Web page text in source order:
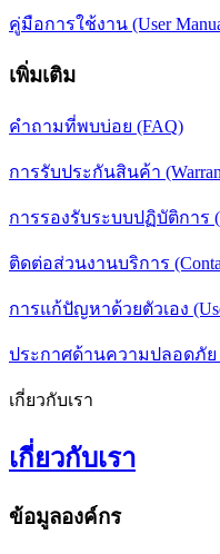
คู่มือการใช้งาน (User
เพิ่มเติม
คำถามที่พบบ่อย (FAQ)
การรับประกันสินค้า
การรองรับระบบปฏิบัติการ
ติดต่อส่วนงานบริการ
การแก้ปัญหาด้วยตัวเอง
ประกาศด้านความปลอดภัย
เกี่ยวกับเรา
เกี่ยวกับเรา
ข้อมูลองค์กร